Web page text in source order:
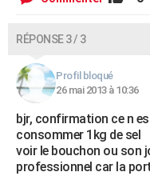
RÉPONSE 3 / 3
Profil bloqué
26 mai 2013 à 10:36
bjr, confirmation ce n
consommer 1kg de sel
voir le bouchon ou son
professionnel car la